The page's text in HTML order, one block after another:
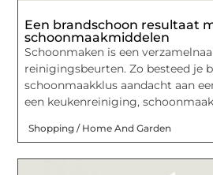
Een brandschoon resultaat
schoonmaakmiddelen
Schoonmaken is een
reinigingsbeurten. Zo besteed je
schoonmaakklus aandacht aan
een keukenreiniging,
Shopping / Home And Garden